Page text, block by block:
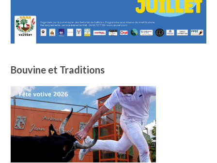
Bouvine et Traditions